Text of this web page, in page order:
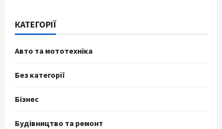
КАТЕГОРІЇ
Авто та мототехніка
Без категорії
Бізнес
Будівництво та ремонт